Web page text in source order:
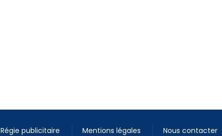
Régie publicitaire Mentions légales Nous contacter